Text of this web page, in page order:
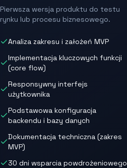
Pierwsza wersja produktu do testu
rynku lub procesu biznesowego.
Analiza zakresu i założeń MVP
Implementacja kluczowych funkcji
(core flow)
Responsywny interfejs
użytkownika
Podstawowa konfiguracja
backendu i bazy danych
Dokumentacja techniczna (zakres
MVP)
30 dni wsparcia powdrożeniowego